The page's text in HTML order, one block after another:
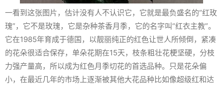
一看到这张图片，估计没有人不认识它，它就是最负盛名的“红玫
瑰”，它不是玫瑰，它是杂种茶香月季，它的名字叫“红衣主教”。
它在1985年育成于德国，以靓丽纯正的红色让世人所倾倒，紧凑
的花朵很适合保存，单朵花期在15天，枝条粗壮花梗坚硬，分枝
力强产量高，所以成为红色月季切花的首选品种。只是花朵偏
小，在最近几年的市场上逐渐被其他大花品种比如像超级红和达